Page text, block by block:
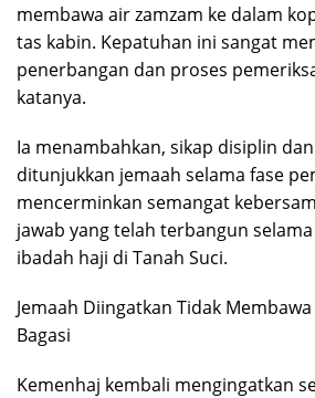
membawa air zamzam ke dalam
tas kabin. Kepatuhan ini sangat
penerbangan dan proses
katanya.
Ia menambahkan, sikap disiplin
ditunjukkan jemaah selama fase
mencerminkan semangat
jawab yang telah terbangun
ibadah haji di Tanah Suci.
Jemaah Diingatkan Tidak
Bagasi
Kemenhaj kembali mengingatkan